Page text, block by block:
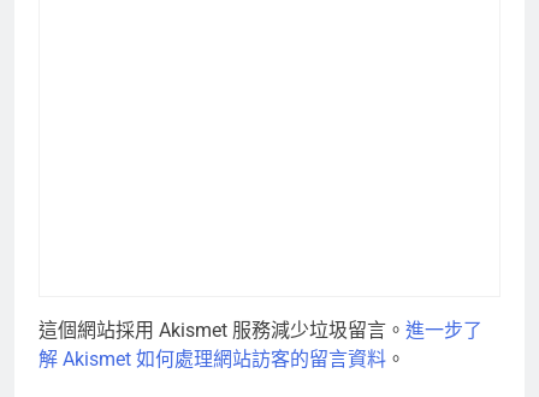
這個網站採用 Akismet 服務減少垃圾留言。 進一步了
解 Akismet 如何處理網站訪客的留言資料 。